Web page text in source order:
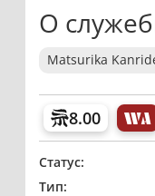
О
Matsurika
8.00
Статус:
Тип: